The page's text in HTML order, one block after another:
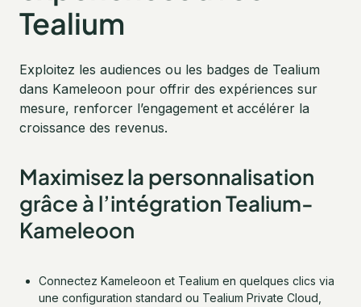
Tealium
Exploitez les audiences ou les badges de Tealium
dans Kameleoon pour offrir des expériences sur
mesure, renforcer l’engagement et accélérer la
croissance des revenus.
Maximisez la personnalisation
grâce à l’intégration Tealium-
Kameleoon
Connectez Kameleoon et Tealium en quelques clics via
une configuration standard ou Tealium Private Cloud,